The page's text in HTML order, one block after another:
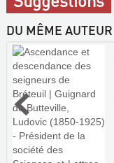
DU MÊME AUTEUR